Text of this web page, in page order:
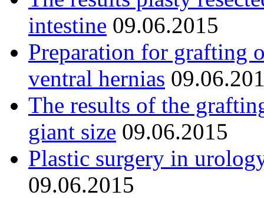
intestine 09.06.2015
Preparation for grafting
ventral hernias
The results of the
giant size 09.06.2015
Plastic surgery in
09.06.2015